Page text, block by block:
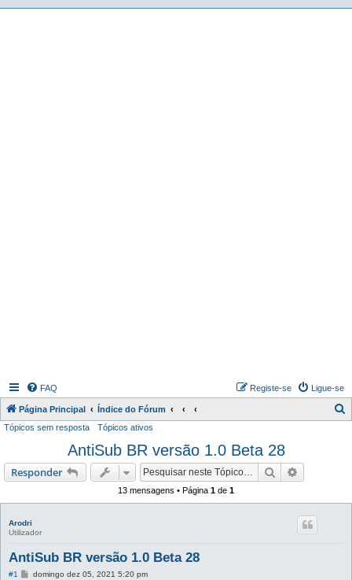
FAQ Ligue-se
Registe-se
Página Principal Índice do Fórum
i
Tópicos sem resposta Tópicos ativos
AntiSub BR versão 1.0 Beta 28
Responder Pesquisar
13 mensagens • Página 1 de 1
Arodri
Utilizador
AntiSub BR versão 1.0 Beta 28
#1
Mdomingo dez 05, 2021 5:20 pm